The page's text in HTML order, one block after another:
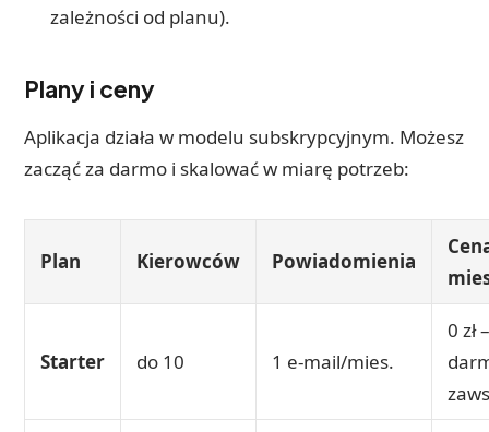
zależności od planu).
Plany i ceny
Aplikacja działa w modelu subskrypcyjnym. Możesz
zacząć za darmo i skalować w miarę potrzeb:
Plan Kierowców Powiadomienia
Starter do 10 1 e-mail/mies.
0 zł